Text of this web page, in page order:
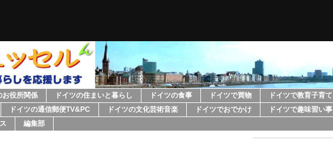
お役所関係 ドイツの住まいと暮らし ドイツの食事 ドイツで買物
ドイツで教育子育て
ドイツの通信郵便TV&PC ドイツの文化芸術音楽 ドイツでおでかけ
ドイツで趣味習い事
編集部